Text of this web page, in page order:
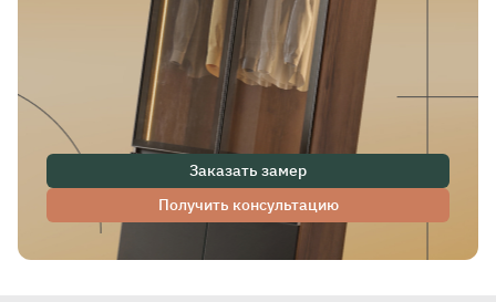
Заказать замер
Получить консультацию